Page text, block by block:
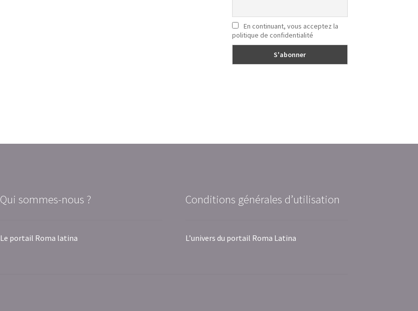
En continuant, vous acceptez la
politique de confidentialité
Qui sommes-nous ?
Le portail Roma latina
Conditions générales d’utilisation
L’univers du portail Roma Latina